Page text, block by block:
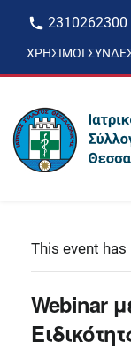
2310262300
ΧΡΉΣΙΜΟΙ
This event has
Webinar